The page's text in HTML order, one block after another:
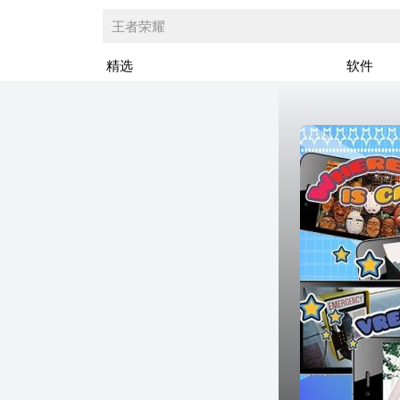
王者荣耀
精选 软件